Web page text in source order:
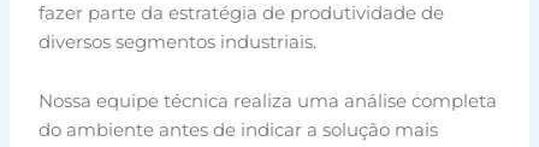
fazer parte da estratégia de produtividade de
diversos segmentos industriais.
Nossa equipe técnica realiza uma análise completa
do ambiente antes de indicar a solução mais